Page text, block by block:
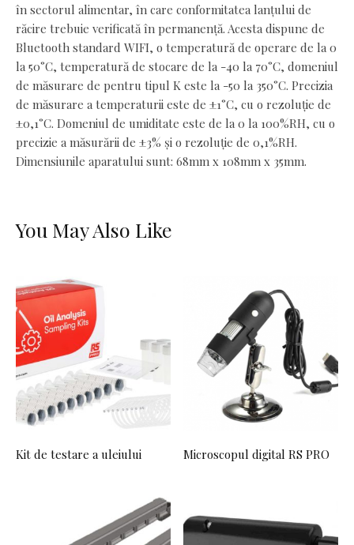
în sectorul alimentar, în care conformitatea lanțului de
răcire trebuie verificată în permanență. Acesta dispune de
Bluetooth standard WIFI, o temperatură de operare de la 0
la 50°C, temperatură de stocare de la -40 la 70°C, domeniul
de măsurare de pentru tipul K este la -50 la 350°C. Precizia
de măsurare a temperaturii este de ±1°C, cu o rezoluție de
±0,1°C. Domeniul de umiditate este de la 0 la 100%RH, cu o
precizie a măsurării de ±3% și o rezoluție de 0,1%RH.
Dimensiunile aparatului sunt: 68mm x 108mm x 35mm.
You May Also Like
Kit de testare a uleiului Microscopul digital RS PRO